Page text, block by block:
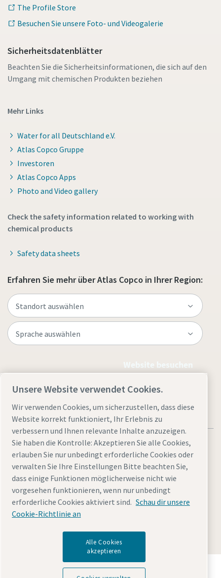
The Profile Store
Besuchen Sie unsere Foto- und Videogalerie
Sicherheitsdatenblätter
Beachten Sie die Sicherheitsinformationen, die sich auf den
Umgang mit chemischen Produkten beziehen
Mehr Links
Water for all Deutschland e.V.
Atlas Copco Gruppe
Investoren
Atlas Copco Apps
Photo and Video gallery
Check the safety information related to working with
chemical products
Safety data sheets
Erfahren Sie mehr über Atlas Copco in Ihrer Region:
Website besuchen
Rechtliche Hinweise und Datenschutzerklärung
Cookies verwaltenBarrierefreiheit Impressum und Cookies
Datenschutzerklärung
© 2026 Atlas Copco Power Technique GmbH
Entdecken Sie, wie die Atlas Copco Group
Unsere Website verwendet Cookies.
Wir verwenden Cookies, um sicherzustellen, dass diese
Website korrekt funktioniert, Ihr Erlebnis zu
verbessern und Ihnen relevante Inhalte anzuzeigen.
Sie haben die Kontrolle: Akzeptieren Sie alle Cookies,
erlauben Sie nur unbedingt erforderliche Cookies oder
verwalten Sie Ihre Einstellungen Bitte beachten Sie,
dass einige Funktionen möglicherweise nicht wie
vorgesehen funktionieren, wenn nur unbedingt
erforderliche Cookies aktiviert sind. Schau dir unsere
Cookie-Richtlinie an
Alle Cookies
akzeptieren